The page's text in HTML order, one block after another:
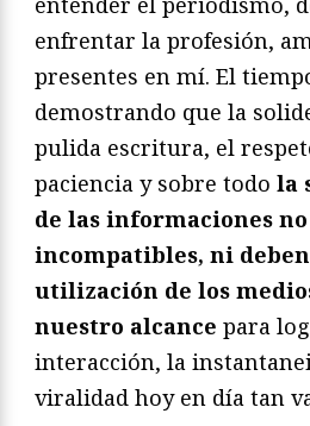
enfrentar la profesión,
presentes en mí. El
demostrando que la
pulida escritura, el
paciencia y sobre todo la
de las informaciones no
incompatibles, ni
utilización de los
nuestro alcance para
interacción, la
viralidad hoy en día tan